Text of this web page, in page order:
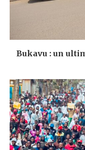
Bukavu : un